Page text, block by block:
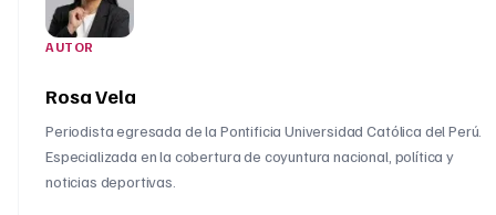
AUTOR
Rosa Vela
Periodista egresada de la Pontificia Universidad Católica del Perú.
Especializada en la cobertura de coyuntura nacional, política y
noticias deportivas.